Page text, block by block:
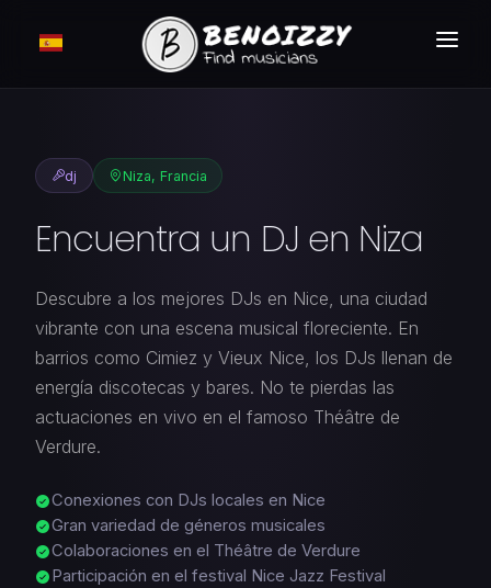
CÓMO FUNCIONA ?
CLASIFICADOS
TARIFAS
INICIAR SESIÓN
dj Niza, Francia
Encuentra un DJ en Niza
Descubre a los mejores DJs en Nice, una ciudad
vibrante con una escena musical floreciente. En
barrios como Cimiez y Vieux Nice, los DJs llenan de
energía discotecas y bares. No te pierdas las
actuaciones en vivo en el famoso Théâtre de
Verdure.
Conexiones con DJs locales en Nice
Gran variedad de géneros musicales
Colaboraciones en el Théâtre de Verdure
Participación en el festival Nice Jazz Festival